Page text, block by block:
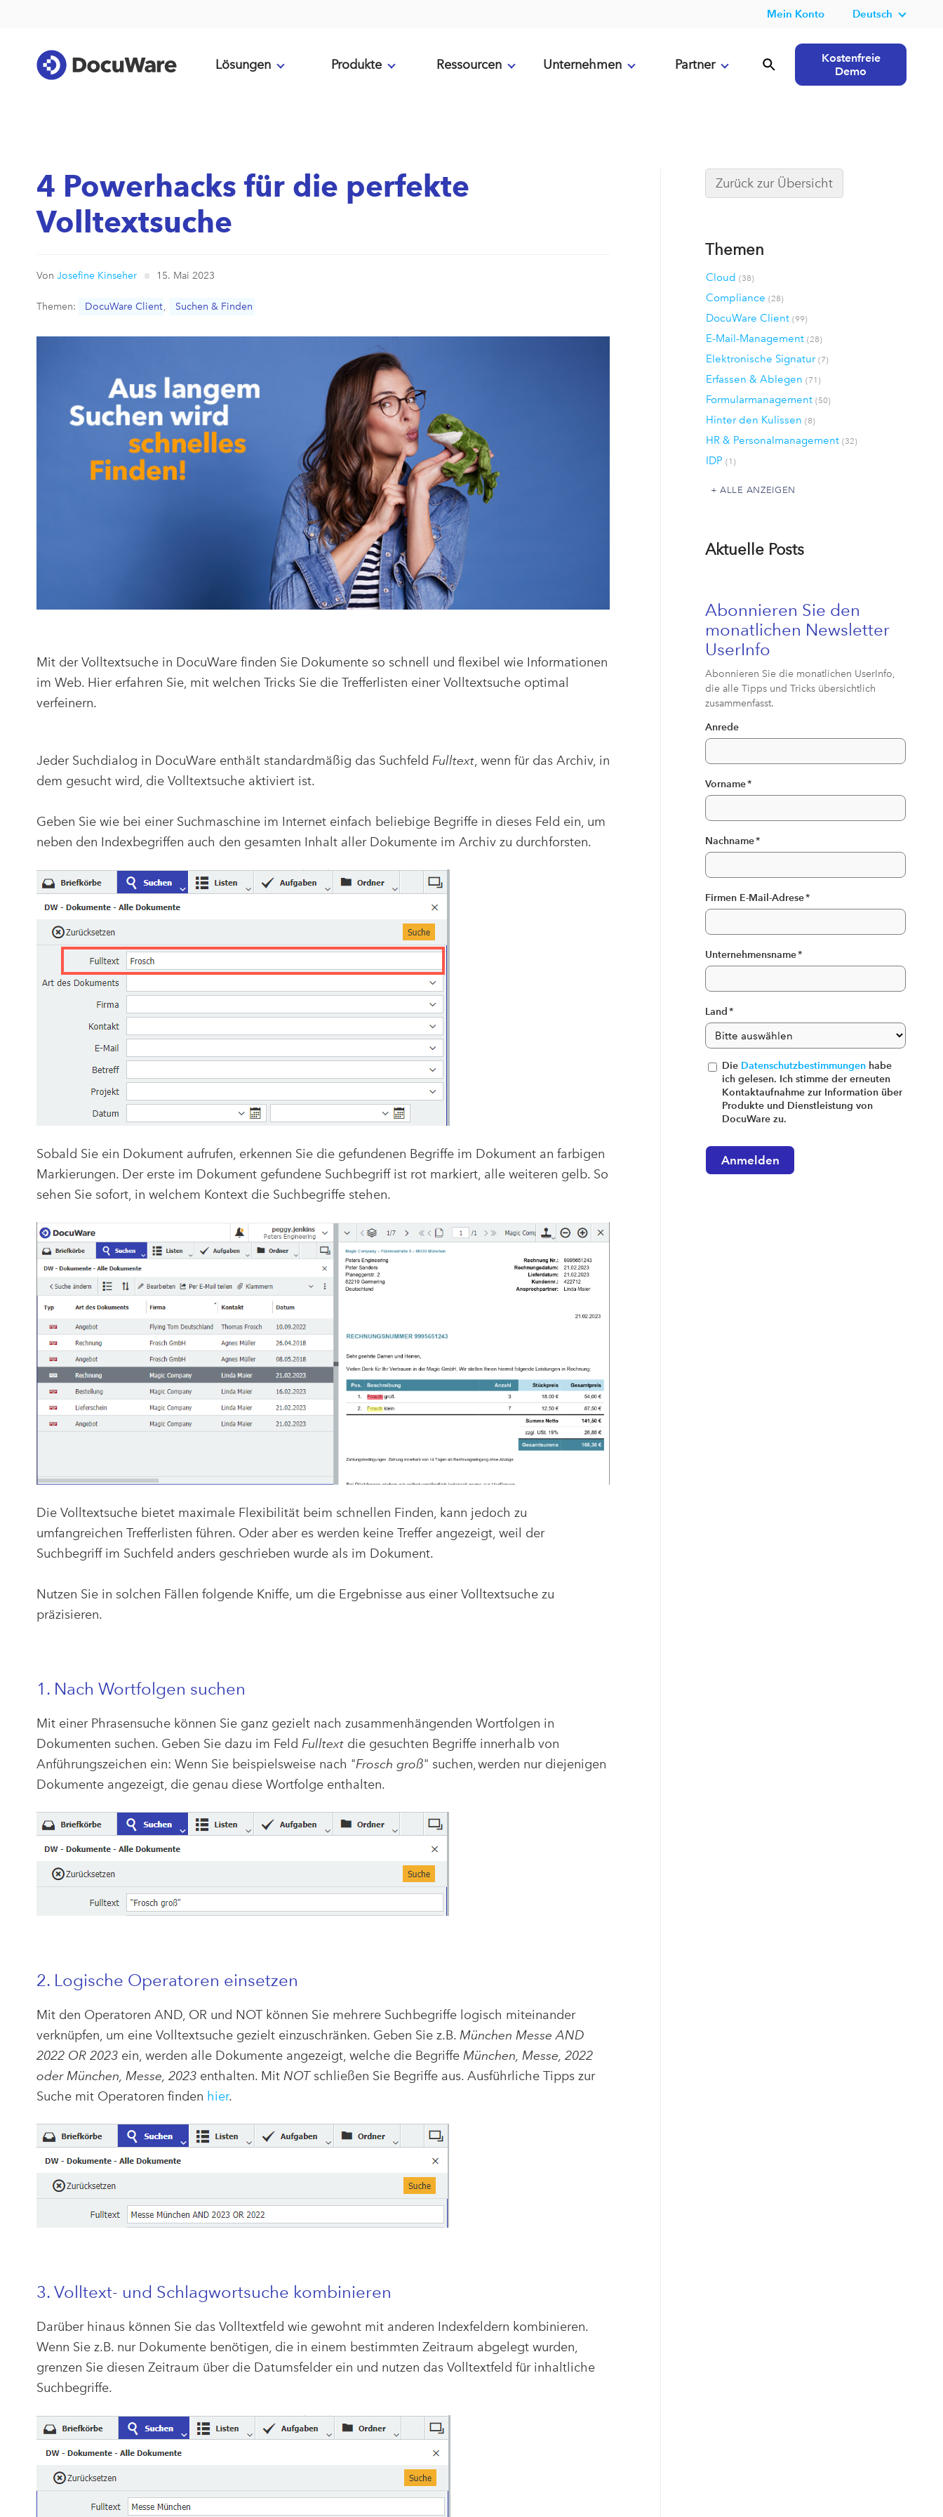
Mein Konto Deutsch
Lösungen Produkte Ressourcen Unternehmen Partner
Kostenfreie
Demo
4 Powerhacks für die perfekte
Volltextsuche
Von Josefine Kinseher 15. Mai 2023
Themen: DocuWare Client , Suchen & Finden
Mit der Volltextsuche in DocuWare finden Sie Dokumente so schnell und flexibel wie Informationen
im Web. Hier erfahren Sie, mit welchen Tricks Sie die Trefferlisten einer Volltextsuche optimal
verfeinern.
Jeder Suchdialog in DocuWare enthält standardmäßig das Suchfeld Fulltext, wenn für das Archiv, in
dem gesucht wird, die Volltextsuche aktiviert ist.
Geben Sie wie bei einer Suchmaschine im Internet einfach beliebige Begriffe in dieses Feld ein, um
neben den Indexbegriffen auch den gesamten Inhalt aller Dokumente im Archiv zu durchforsten.
Sobald Sie ein Dokument aufrufen, erkennen Sie die gefundenen Begriffe im Dokument an farbigen
Markierungen. Der erste im Dokument gefundene Suchbegriff ist rot markiert, alle weiteren gelb. So
sehen Sie sofort, in welchem Kontext die Suchbegriffe stehen.
Die Volltextsuche bietet maximale Flexibilität beim schnellen Finden, kann jedoch zu
umfangreichen Trefferlisten führen. Oder aber es werden keine Treffer angezeigt, weil der
Suchbegriff im Suchfeld anders geschrieben wurde als im Dokument.
Nutzen Sie in solchen Fällen folgende Kniffe, um die Ergebnisse aus einer Volltextsuche zu
präzisieren.
1. Nach Wortfolgen suchen
Mit einer Phrasensuche können Sie ganz gezielt nach zusammenhängenden Wortfolgen in
Dokumenten suchen. Geben Sie dazu im Feld Fulltext die gesuchten Begriffe innerhalb von
Anführungszeichen ein: Wenn Sie beispielsweise nach "Frosch groß" suchen, werden nur diejenigen
Dokumente angezeigt, die genau diese Wortfolge enthalten.
2. Logische Operatoren einsetzen
Mit den Operatoren AND, OR und NOT können Sie mehrere Suchbegriffe logisch miteinander
verknüpfen, um eine Volltextsuche gezielt einzuschränken. Geben Sie z.B. München Messe AND
2022 OR 2023 ein, werden alle Dokumente angezeigt, welche die Begriffe München, Messe, 2022
oder München, Messe, 2023 enthalten. Mit NOTschließen Sie Begriffe aus. Ausführliche Tipps zur
Suche mit Operatoren finden hier.
3. Volltext- und Schlagwortsuche kombinieren
Darüber hinaus können Sie das Volltextfeld wie gewohnt mit anderen Indexfeldern kombinieren.
Wenn Sie z.B. nur Dokumente benötigen, die in einem bestimmten Zeitraum abgelegt wurden,
grenzen Sie diesen Zeitraum über die Datumsfelder ein und nutzen das Volltextfeld für inhaltliche
Suchbegriffe.
Zurück zur Übersicht
Themen
Cloud(38)
Compliance(28)
DocuWare Client(99)
E-Mail-Management(28)
Elektronische Signatur(7)
Erfassen & Ablegen(71)
Formularmanagement(50)
Hinter den Kulissen(8)
HR & Personalmanagement(32)
IDP(1)
ALLE ANZEIGEN
Aktuelle Posts
Abonnieren Sie den
monatlichen Newsletter
UserInfo
Abonnieren Sie die monatlichen UserInfo,
die alle Tipps und Tricks übersichtlich
zusammenfasst.
Anrede
Vorname*
Nachname*
Firmen E-Mail-Adrese*
Unternehmensname*
Land *
Die Datenschutzbestimmungenhabe
ich gelesen. Ich stimme der erneuten
Kontaktaufnahme zur Information über
Produkte und Dienstleistung von
DocuWare zu.